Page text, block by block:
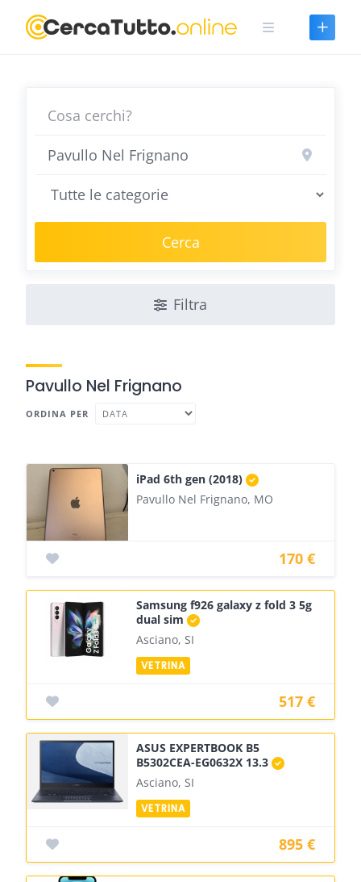
Cerca
Filtra
Pavullo Nel Frignano
ORDINA PER
iPad 6th gen (2018)
Pavullo Nel Frignano, MO
170 €
Samsung f926 galaxy z fold 3 5g
dual sim
Asciano, SI
517 €
ASUS EXPERTBOOK B5
B5302CEA-EG0632X 13.3
Asciano, SI
895 €